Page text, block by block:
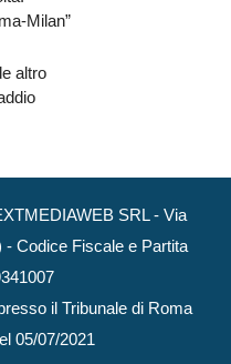
Milan”
altro
SRL - Via
Codice Fiscale e Partita
il Tribunale di Roma
05/07/2021